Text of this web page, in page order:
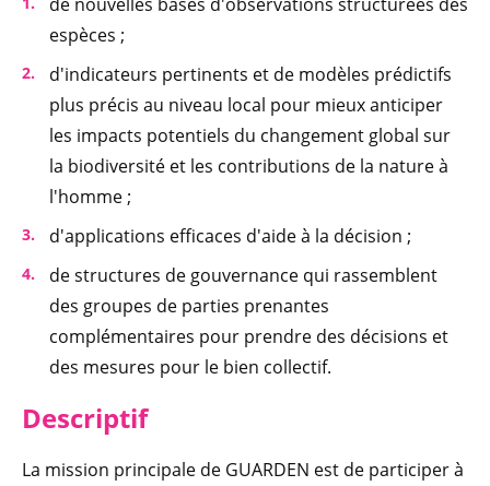
espèces ;
d'indicateurs pertinents et de modèles prédictifs
plus précis au niveau local pour mieux anticiper
les impacts potentiels du changement global sur
la biodiversité et les contributions de la nature à
l'homme ;
d'applications efficaces d'aide à la décision ;
de structures de gouvernance qui rassemblent
des groupes de parties prenantes
complémentaires pour prendre des décisions et
des mesures pour le bien collectif.
Descriptif
La mission principale de GUARDEN est de participer à